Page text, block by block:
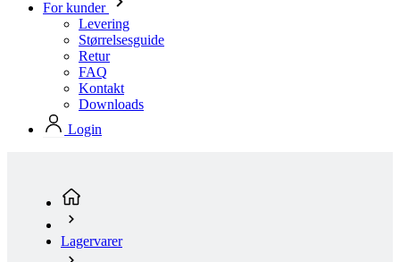
Kontakt
Downloads
Login
Kvinder
Cykling